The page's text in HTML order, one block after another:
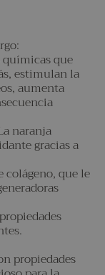
que
estimulan la
aumenta
naranja
gracias a
que le
propiedades